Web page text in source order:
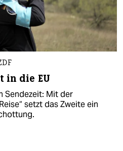
in die EU
Sendezeit: Mit der
setzt das Zweite ein